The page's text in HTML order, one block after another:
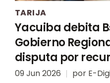
TARIJA
Yacuiba debita
Gobierno
disputa por
09 Jun 2026 por E-